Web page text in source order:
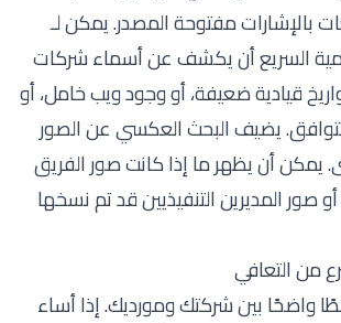
بالإشارات مفتوحة المصدر. يمكن لـ
السريع أن يكشف عن أسماء شركات
قيادية ضعيفة، أو وجود ويب خامل، أو
يضيف البحث العكسي عن الصور
أن يظهر ما إذا كانت صور الفريق
صور المديرين التنفيذيين قد تم نسخها
من التعافي
واضحًا بين شركتك ومورديك. إذا أساء